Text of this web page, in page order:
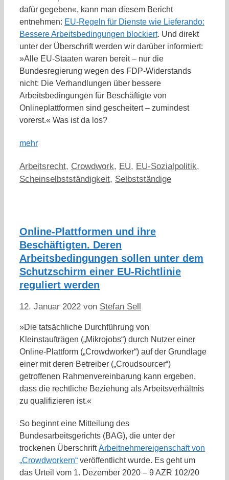
dafür gegeben«, kann man diesem Bericht
entnehmen: EU-Regeln für Dienste wie Lieferando:
Bessere Arbeitsbedingungen blockiert. Und direkt
unter der Überschrift werden wir darüber informiert:
»Alle EU-Staaten waren bereit – nur die
Bundesregierung wegen des FDP-Widerstands
nicht: Die Verhandlungen über bessere
Arbeitsbedingungen für Beschäftigte von
Onlineplattformen sind gescheitert – zumindest
vorerst.« Was ist da los?
mehr
Kategorien
Arbeitsrecht, Crowdwork, EU, EU-Sozialpolitik,
Scheinselbstständigkeit, Selbstständige
Online-Plattformen und ihre
Beschäftigten. Deren
Arbeitsbedingungen sollen unter dem
Schutzschirm einer EU-Richtlinie
reguliert werden
12. Januar 2022 von Stefan Sell
»Die tatsächliche Durchführung von
Kleinstaufträgen („Mikrojobs“) durch Nutzer einer
Online-Plattform („Crowdworker“) auf der Grundlage
einer mit deren Betreiber („Croudsourcer“)
getroffenen Rahmenvereinbarung kann ergeben,
dass die rechtliche Beziehung als Arbeitsverhältnis
zu qualifizieren ist.«
So beginnt eine Mitteilung des
Bundesarbeitsgerichts (BAG), die unter der
trockenen ÜberschriftArbeitnehmereigenschaft von
„Crowdworkern“ veröffentlicht wurde. Es geht um
das Urteil vom 1. Dezember 2020 – 9 AZR 102/20